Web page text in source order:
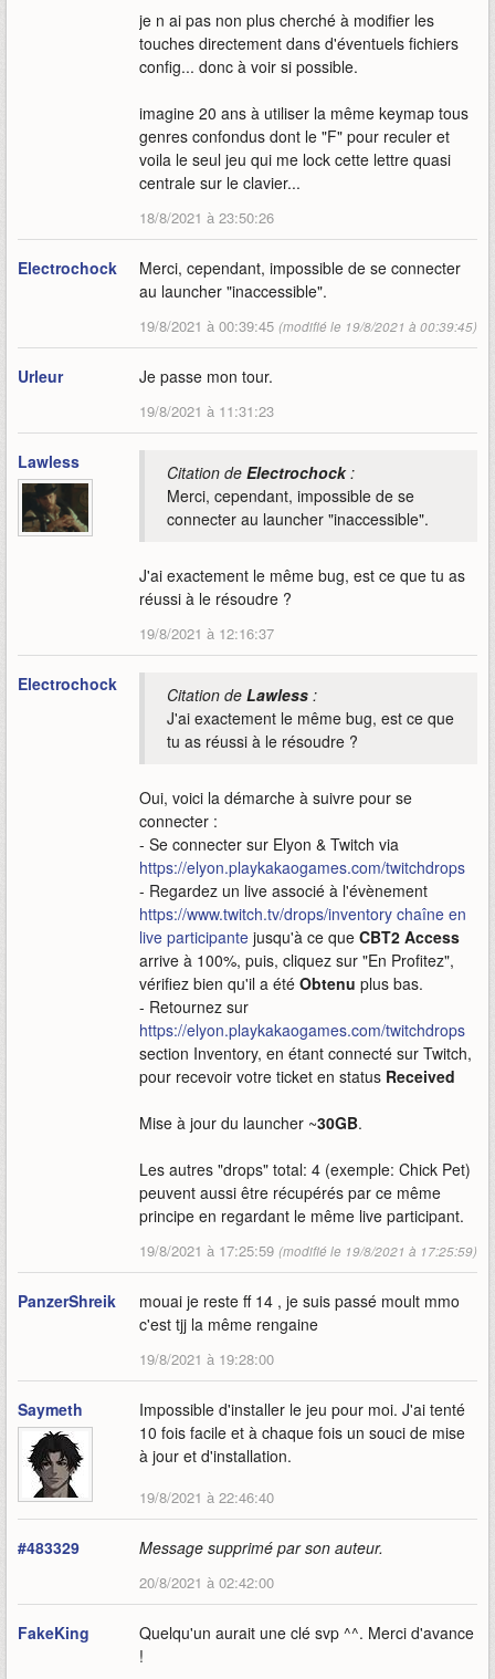
je n ai pas non plus cherché à modifier les
touches directement dans d'éventuels fichiers
config... donc à voir si possible.
imagine 20 ans à utiliser la même keymap tous
genres confondus dont le "F" pour reculer et
voila le seul jeu qui me lock cette lettre quasi
centrale sur le clavier...
18/8/2021 à 23:50:26
Electrochock
Merci, cependant, impossible de se connecter
au launcher "inaccessible".
19/8/2021 à 00:39:45 (modifié le 19/8/2021 à 00:39:45)
Urleur Je passe mon tour.
19/8/2021 à 11:31:23
Lawless Citation de Electrochock:
Merci, cependant, impossible de se
connecter au launcher "inaccessible".
J'ai exactement le même bug, est ce que tu as
réussi à le résoudre ?
19/8/2021 à 12:16:37
Electrochock Citation de Lawless :
J'ai exactement le même bug, est ce que
tu as réussi à le résoudre ?
Oui, voici la démarche à suivre pour se
connecter :
- Se connecter sur Elyon & Twitch via
https://elyon.playkakaogames.com/twitchdrops
- Regardez un live associé à l'évènement
https://www.twitch.tv/drops/inventory chaîne en
live participante jusqu'à ce que CBT2 Access
arrive à 100%, puis, cliquez sur "En Profitez",
vérifiez bien qu'il a été Obtenu plus bas.
- Retournez sur
https://elyon.playkakaogames.com/twitchdrops
section Inventory, en étant connecté sur Twitch,
pour recevoir votre ticket en status Received
Mise à jour du launcher ~30GB.
Les autres "drops" total: 4 (exemple: Chick Pet)
peuvent aussi être récupérés par ce même
principe en regardant le même live participant.
19/8/2021 à 17:25:59 (modifié le 19/8/2021 à 17:25:59)
PanzerShreik
mouai je reste ff 14 , je suis passé moult mmo
c'est tjj la même rengaine
19/8/2021 à 19:28:00
Saymeth
Impossible d'installer le jeu pour moi. J'ai tenté
10 fois facile et à chaque fois un souci de mise
à jour et d'installation.
19/8/2021 à 22:46:40
#483329 Message supprimé par son auteur.
20/8/2021 à 02:42:00
FakeKing
Quelqu'un aurait une clé svp ^^. Merci d'avance
!